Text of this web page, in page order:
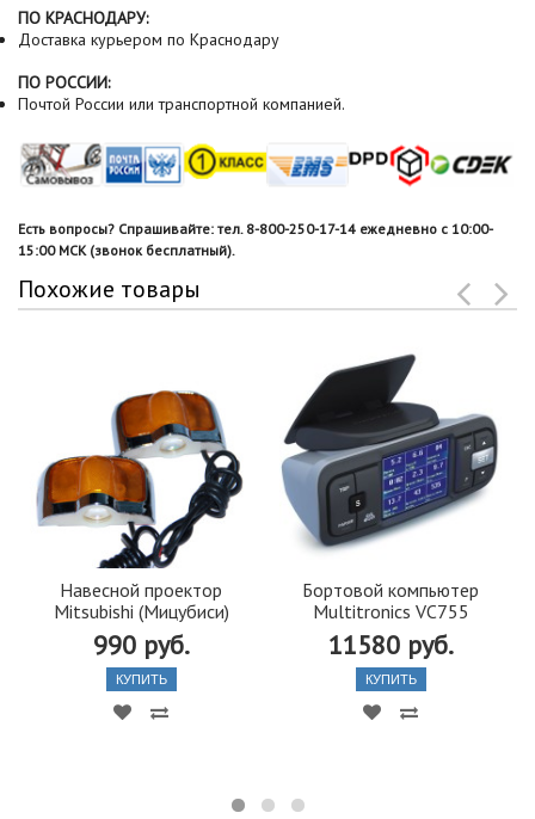
ПО КРАСНОДАРУ:
Доставка курьером по Краснодару
ПО РОССИИ:
Почтой России или транспортной компанией.
Есть вопросы? Спрашивайте: тел. 8-800-250-17-14 ежедневно с 10:00-
15:00 МСК (звонок бесплатный).
Похожие товары
Навесной проектор
Mitsubishi (Мицубиси)
990 руб.
КУПИТЬ
Бортовой компьютер
Multitronics VC755
11580 руб.
КУПИТЬ